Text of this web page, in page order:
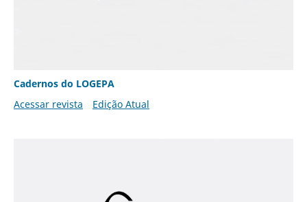
Cadernos do LOGEPA
Acessar revista
Edição Atual